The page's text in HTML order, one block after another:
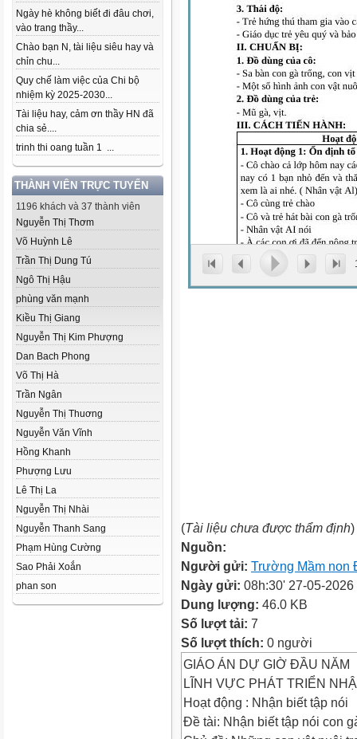
Ngày hè không biết đi đâu chơi,
vào trang thầy...
Chào bạn N, tài liệu siêu hay và
chỉn chu...
Quy chế làm việc của Chi bộ
nhiệm kỳ 2025-2030...
Tài liệu hay, cảm ơn thầy HN đã
chia sẻ....
trinh thi oang tuần 1 ...
THÀNH VIÊN TRỰC TUYẾN
1196 khách và 37 thành viên
Nguyễn Thị Thơm
Võ Huỳnh Lê
Trần Thị Dung Tú
Ngô Thị Hậu
phùng văn mạnh
Kiều Thị Giang
Nguyễn Thị Kim Phượng
Dan Bach Phong
Võ Thị Hà
Trần Ngân
Nguyễn Thị Thuơng
Nguyễn Văn Vĩnh
Hồng Khanh
Phượng Lưu
Lê Thị La
Nguyễn Thị Nhài
Nguyễn Thanh Sang
Phạm Hùng Cường
Sao Phải Xoắn
phan son
(Tài liệu chưa được thẩm định)
Nguồn:
Người gửi: Trường Mầm non
Ngày gửi: 08h:30' 27-05-2026
Dung lượng: 46.0 KB
Số lượt tải: 7
Số lượt thích: 0 người
GIÁO ÁN DỰ GIỜ ĐẦU NĂM
LĨNH VỰC PHÁT TRIỂN
Hoạt động : Nhận biết tập nói
Đề tài: Nhận biết tập nói con